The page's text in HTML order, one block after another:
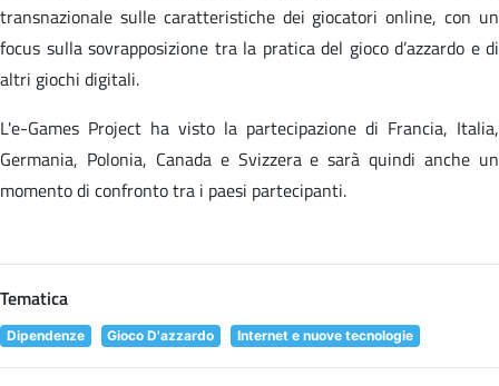
transnazionale sulle caratteristiche dei giocatori online, con un
focus sulla sovrapposizione tra la pratica del gioco d’azzardo e di
altri giochi digitali.
L'e-Games Project ha visto la partecipazione di Francia, Italia,
Germania, Polonia, Canada e Svizzera e sarà quindi anche un
momento di confronto tra i paesi partecipanti.
Tematica
Dipendenze Gioco D'azzardo Internet e nuove tecnologie